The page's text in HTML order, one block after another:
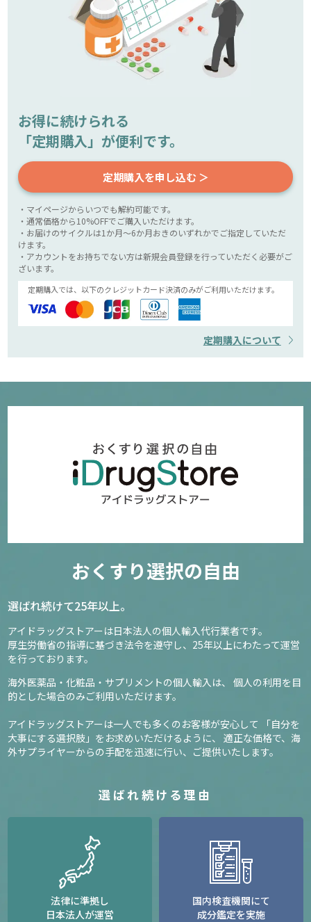
お得に続けられる
「定期購入」が便利です。
定期購入を申し込む ＞
・マイページからいつでも解約可能です。
・通常価格から10%OFFでご購入いただけます。
・お届けのサイクルは1か月～6か月おきのいずれかでご指定していただ
けます。
・アカウントをお持ちでない方は新規会員登録を行っていただく必要がご
ざいます。
定期購入では、以下のクレジットカード決済のみがご利用いただけます。
定期購入について
おくすり選択の自由
選ばれ続けて25年以上。
アイドラッグストアーは日本法人の個人輸入代行業者です。
厚生労働省の指導に基づき法令を遵守し、 25年以上にわたって運営
を行っております。
海外医薬品・化粧品・サプリメントの個人輸入は、 個人の利用を目
的とした場合のみご利用いただけます。
アイドラッグストアーは一人でも多くのお客様が安心して
「自分を
大事にする選択肢」をお求めいただけるように、 適正な価格で、海
外サプライヤーからの手配を迅速に行い、ご提供いたします。
選ばれ続ける理由
法律に準拠し
日本法人が運営
国内検査機関にて
成分鑑定を実施